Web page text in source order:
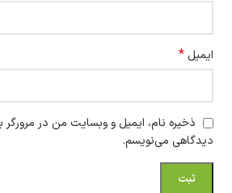
ایمیل *
ذخیره نام، ایمیل و وبسایت من در مرورگر
دیدگاهی می‌نویسم.